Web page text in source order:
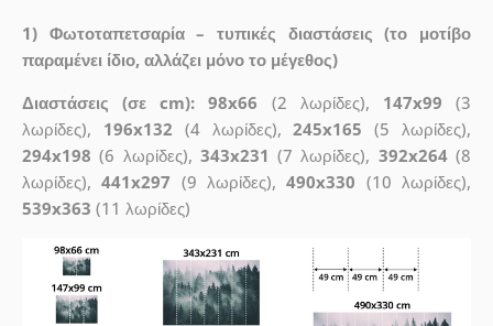
1) Φωτοταπετσαρία – τυπικές διαστάσεις (το μοτίβο
παραμένει ίδιο, αλλάζει μόνο το μέγεθος)
Διαστάσεις (σε cm): 98x66 (2 λωρίδες), 147x99 (3
λωρίδες), 196x132 (4 λωρίδες),245x165 (5 λωρίδες),
294x198 (6 λωρίδες), 343x231 (7 λωρίδες), 392x264(8
λωρίδες),441x297 (9 λωρίδες),490x330 (10 λωρίδες),
539x363 (11 λωρίδες)